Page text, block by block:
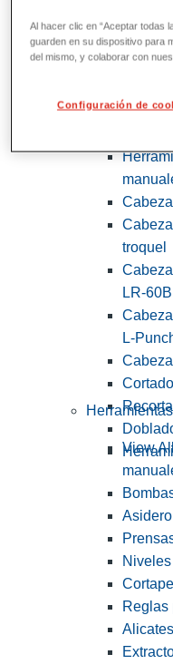
View
troquel
LR-60B
L-
View
Niveles
Reglas
Alicates
Al hacer clic en “Aceptar todas
guarden en su dispositivo para
del mismo, y colaborar con
Configuración de